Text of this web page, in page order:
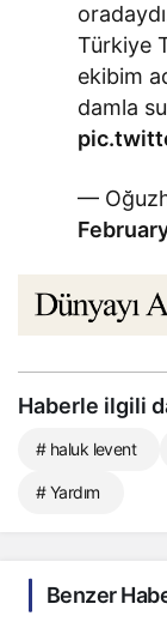
Türkiye
ekibim
damla
—
Haberle ilgili
# haluk levent
# Yardım
Benzer